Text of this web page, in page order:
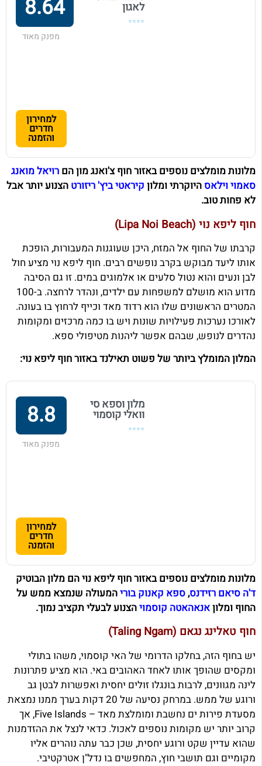
לאגון
⭐⭐⭐⭐
8.64
מפנק מאוד
למחירון
חדרים
והזמנה
מלונות מומלצים נוספים באזור חוף צ'ואנג מון הם רויאל מואנג
סאמוי וילאסהיוקרתי ומלון קיראטי ביץ' ריזורט הצנוע יותר אבל
לא פחות טוב.
חוף ליפא נוי (Lipa Noi Beach)
קרבתו של החוף אל המזח, היכן שעוגנות המעבורות, הופכת
אותו ליעד מבוקש בקרב נופשים רבים. חוף ליפא נוי מציע חול
לבן ונעים והוא נטול סלעים או אלמוגים במים. זו גם הסיבה
מדוע הוא מושלם למשפחות עם ילדים, ונהדר לרחצה. ב-100
המטרים הראשונים שלו הוא רדוד מאד וכייף לרחוץ בו בעונה.
לאורכו נערכות פעילויות שונות ויש בו כמה מרכזים ומקומות
נהדרים לנופש, שבהם אפשר ליהנות מטיפולי ספא.
המלון המומלץ ביותר של פשוט תאילנד באזור חוף ליפא נוי:
מלון וספא סי
וואלי קוסמוי
⭐⭐⭐⭐
8.8
מפנק מאוד
למחירון
חדרים
והזמנה
מלונות מומלצים נוספים באזור חוף ליפא נוי הם מלון הבוטיק
ד'ה סיאם רזידנס,ספא קאנוק בוריהמעולה שנמצא ממש על
החוף ומלוןאנאהאטה קוסמויהצנוע לבעלי תקציב נמוך.
חוף טאלינג נגאם (Taling Ngam)
יש בחוף הזה, בחלקו הדרומי של האי קוסמוי, משהו בתולי
ומקסים שהופך אותו לאחד האהובים באי. הוא מציע פתרונות
לינה מגוונים, לרבות בונגלו זולים יחסית ואפשרות לבטן גב
ורוגע של ממש. במרחק נסיעה של 20 דקות בערך ממנו נמצאת
מסעדת פירות ים נחשבת ומומלצת מאד – Five Islands, אך
קרוב יותר יש מקומות נוספים לאכול. כדאי לנצל את ההזדמנות
שהוא עדיין שקט ורוגע יחסית, שכן כבר עתה נוהרים אליו
מקומיים וגם תושבי חוץ, המחפשים בו נדל"ן אטרקטיבי.